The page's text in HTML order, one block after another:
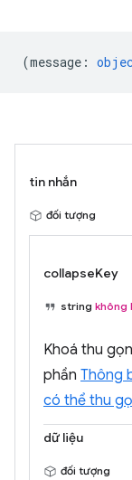
(message :
tin nhắn
đối tượng
collapseKey
string không
Khoá thu
phần Thông
có thể thu
dữ liệu
đối tượng